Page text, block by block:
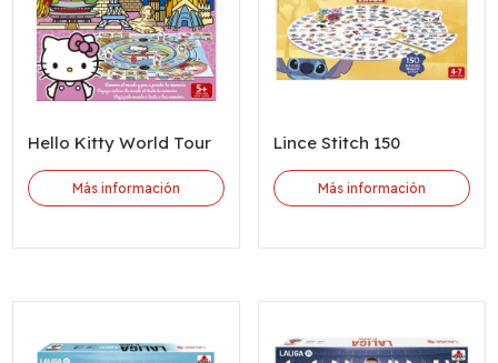
Hello Kitty World Tour
Más información
Lince Stitch 150
Más información